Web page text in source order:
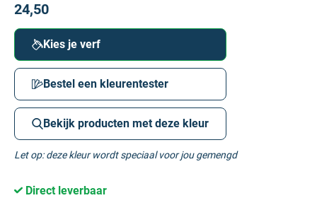
24,50
Kies je verf
Bestel een kleurentester
Bekijk producten met deze kleur
Let op: deze kleur wordt speciaal voor jou gemengd
Direct leverbaar